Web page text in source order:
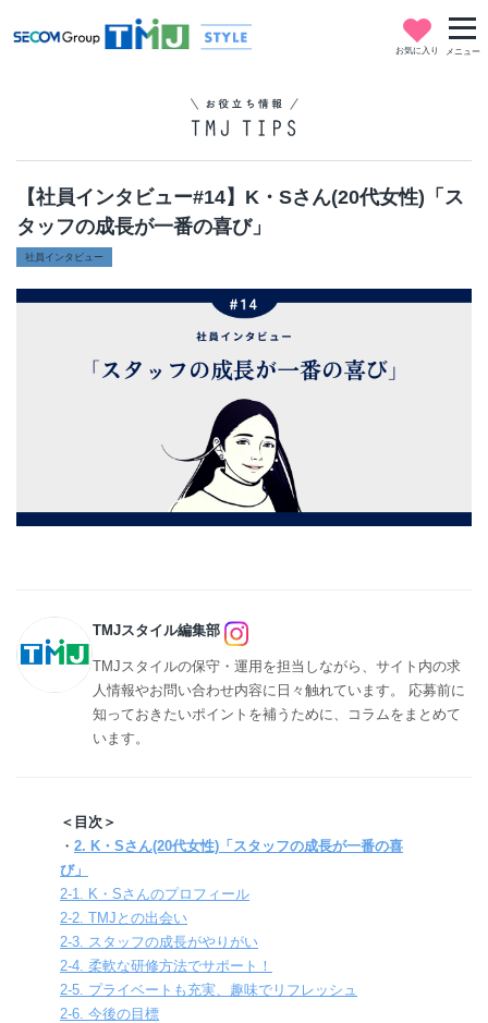
お気に入り メニュー
【社員インタビュー#14】K・Sさん(20代女性)「ス
タッフの成長が一番の喜び」
社員インタビュー
TMJスタイル編集部
TMJスタイルの保守・運用を担当しながら、サイト内の求
人情報やお問い合わせ内容に日々触れています。 応募前に
知っておきたいポイントを補うために、コラムをまとめて
います。
＜目次＞
・ 2. K・Sさん(20代女性)「スタッフの成長が一番の喜
び」
2-1. K・Sさんのプロフィール
2-2. TMJとの出会い
2-3. スタッフの成長がやりがい
2-4. 柔軟な研修方法でサポート！
2-5. プライベートも充実、趣味でリフレッシュ
2-6. 今後の目標